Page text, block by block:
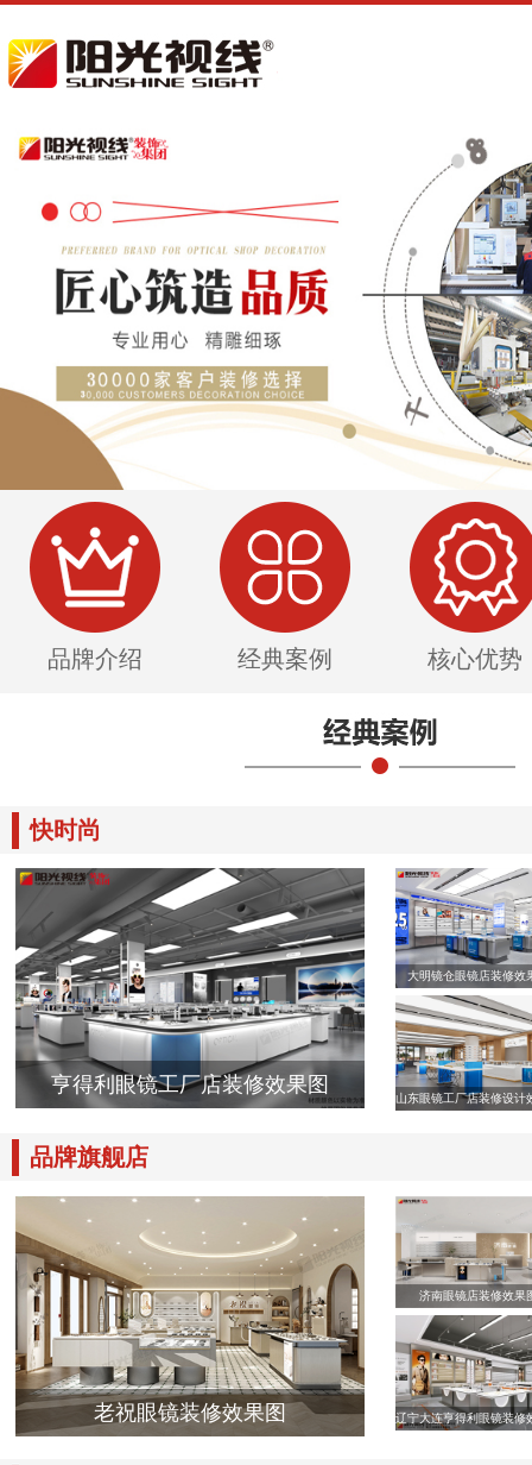
品牌介绍 经典案例 核心优势
快时尚
亨得利眼镜工厂店装修效果图
大明镜仓眼镜店装修效
山东眼镜工厂店装修设计
品牌旗舰店
老祝眼镜装修效果图
济南眼镜店装修效果
辽宁大连亨得利眼镜装修